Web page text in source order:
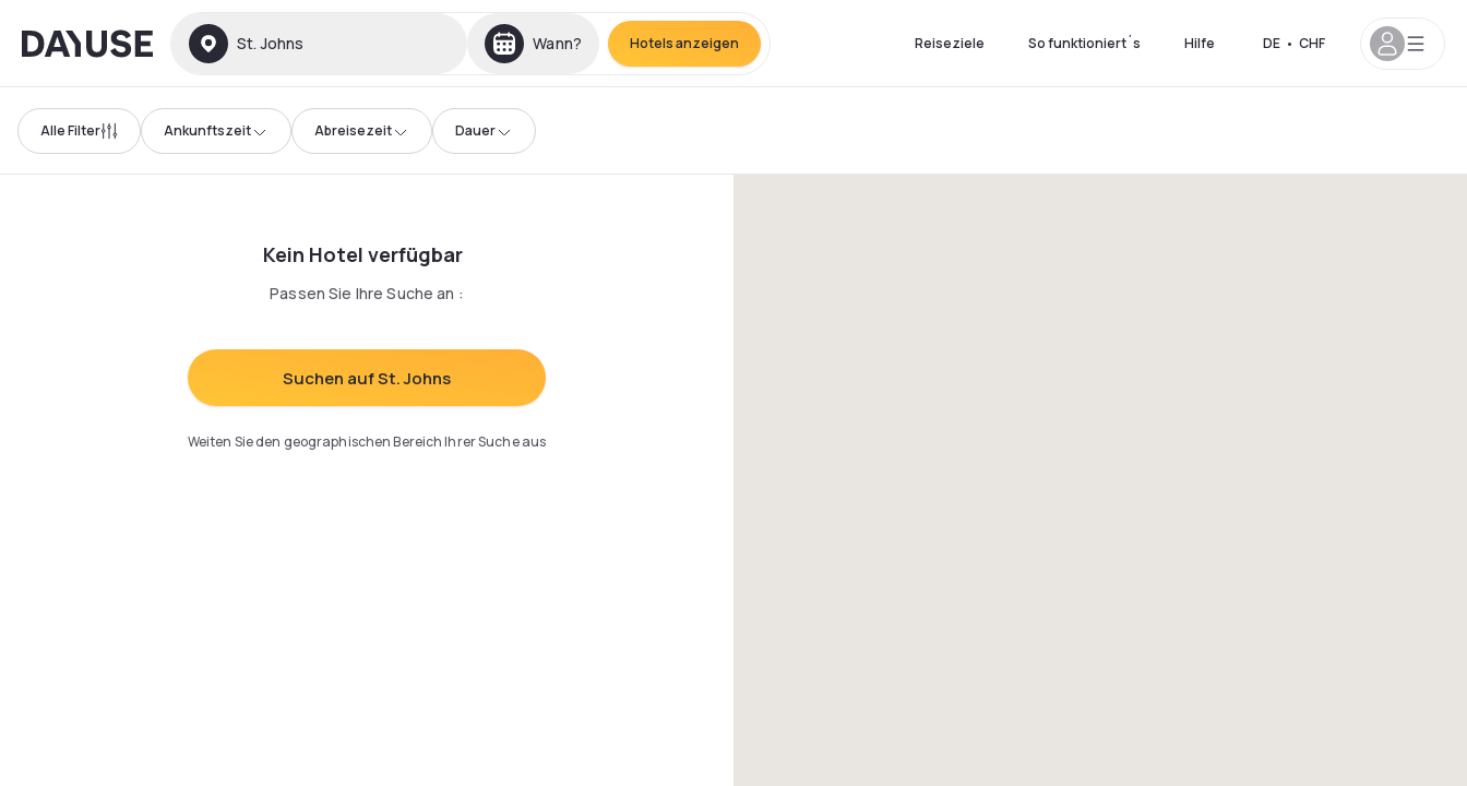
Dayuse St. Johns Wann? Hotels anzeigen Reiseziele So funktioniert´s Hilfe DE • CHF
Alle Filter Ankunftszeit Abreisezeit Dauer
Kein Hotel verfügbar
Passen Sie Ihre Suche an :
Suchen auf St. Johns
Weiten Sie den geographischen Bereich Ihrer Suche aus